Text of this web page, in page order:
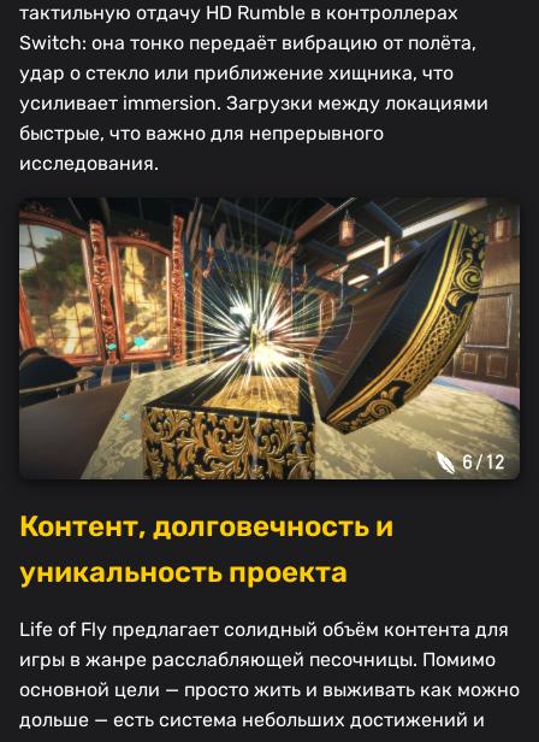
тактильную отдачу HD Rumble в контроллерах
Switch: она тонко передаёт вибрацию от полёта,
удар о стекло или приближение хищника, что
усиливает immersion. Загрузки между локациями
быстрые, что важно для непрерывного
исследования.
Контент, долговечность и
уникальность проекта
Life of Fly предлагает солидный объём контента для
игры в жанре расслабляющей песочницы. Помимо
основной цели — просто жить и выживать как можно
дольше — есть система небольших достижений и